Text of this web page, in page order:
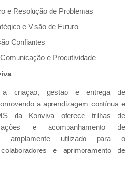
e Resolução de Problemas
e Visão de Futuro
Confiantes
e Produtividade
a criação, gestão e entrega de
a aprendizagem contínua e
da Konviva oferece trilhas de
e acompanhamento de
amplamente utilizado para o
e aprimoramento de